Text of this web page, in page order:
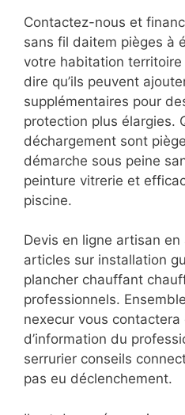
Contactez-nous et
sans fil daitem pièges à
votre habitation territoire
dire qu’ils peuvent
supplémentaires pour
protection plus élargies.
déchargement sont
démarche sous peine
peinture vitrerie et
piscine.
Devis en ligne artisan
articles sur installation
plancher chauffant
professionnels.
nexecur vous contactera
d’information du
serrurier conseils
pas eu déclenchement.